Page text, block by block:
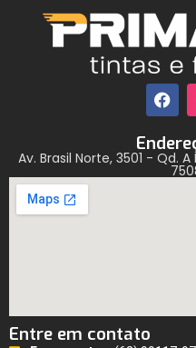
Av. Brasil Norte, 3501 - Qd.
Entre em contato